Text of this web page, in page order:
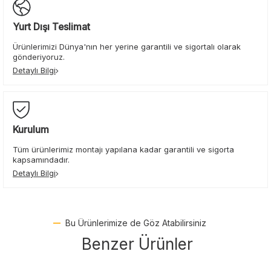
Yurt Dışı Teslimat
Ürünlerimizi Dünya'nın her yerine garantili ve sigortalı olarak
gönderiyoruz.
Detaylı Bilgi
Kurulum
Tüm ürünlerimiz montajı yapılana kadar garantili ve sigorta
kapsamındadır.
Detaylı Bilgi
Bu Ürünlerimize de Göz Atabilirsiniz
Benzer Ürünler